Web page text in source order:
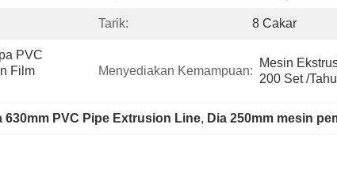
Tarik: 8 Cakar
PVC
Film
Menyediakan Kemampuan:
Mesin
200 Set /
630mm PVC Pipe Extrusion Line, Dia 250mm mesin